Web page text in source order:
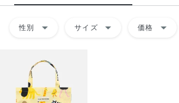
性別 arrow_drop_down サイズ arrow_drop_down 価格 arrow_drop_down